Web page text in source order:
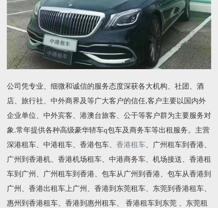
公司凭专业、细微和诚信的服务态度深获各大机构、社团、酒
店、旅行社、中外商界及等广大客户的信任,客户主要以国内外
企业单位、中外宾客、港澳台旅客、公干等客户群为主要服务对
象.常年提供各种高级豪华轿车q包车及商务车等出租服务。主营
深港租车、中港租车、香港包车、 香港租车、广州租车到香港、
广州到香港机、香港机场租车、中港商务车、机场接送、香港租
车到广州、广州租车到香港、包车从广州到香港、包车从香港到
广州、香港出租车上广州、香港到东莞租车、东莞到香港租车、
惠州到香港租车、香港到惠州租车、 香港租车到东莞 、东莞租